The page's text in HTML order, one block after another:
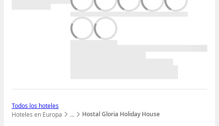
Todos los hoteles
…
Mostrar todos los niveles
Hoteles en Europa Hostal Gloria Holiday House